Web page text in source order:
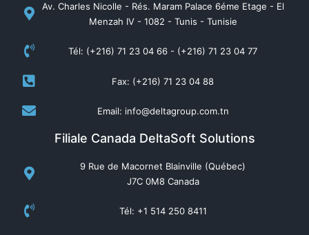
Av. Charles Nicolle - Rés. Maram Palace 6éme Etage - El
Menzah IV - 1082 - Tunis - Tunisie
Tél: (+216) 71 23 04 66 - (+216) 71 23 04 77
Fax: (+216) 71 23 04 88
Email: info@deltagroup.com.tn
Filiale Canada DeltaSoft Solutions
9 Rue de Macornet Blainville (Québec)
J7C 0M8 Canada
Tél: +1 514 250 8411